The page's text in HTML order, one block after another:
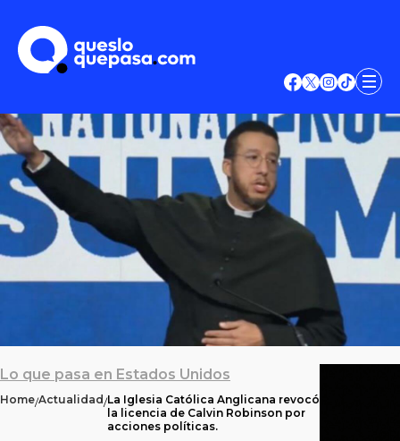
Lo que pasa en Estados Unidos
Home/Actualidad/La Iglesia Católica Anglicana revocó
la licencia de Calvin Robinson por
acciones políticas.